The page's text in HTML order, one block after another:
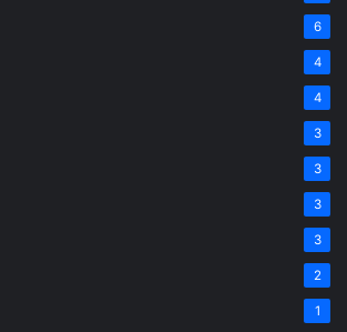
6
4
4
3
3
3
3
2
1